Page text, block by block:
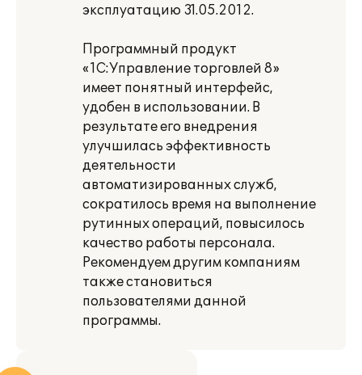
эксплуатацию 31.05.2012.
Программный продукт
«1С:Управление торговлей 8»
имеет понятный интерфейс,
удобен в использовании. В
результате его внедрения
улучшилась эффективность
деятельности
автоматизированных служб,
сократилось время на выполнение
рутинных операций, повысилось
качество работы персонала.
Рекомендуем другим компаниям
также становиться
пользователями данной
программы.